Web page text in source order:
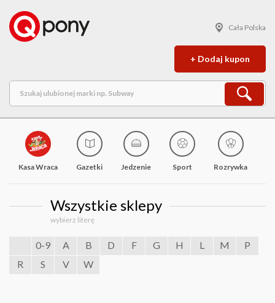
Cała Polska
+ Dodaj kupon
Kasa Wraca Gazetki Jedzenie Sport Rozrywka
Wszystkie sklepy
wybierz literę
0-9 A B D F G H L M
P
R
S V W